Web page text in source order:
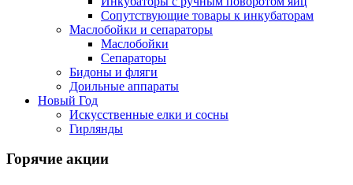
Сопутствующие товары к инкубаторам
Маслобойки и сепараторы
Маслобойки
Сепараторы
Бидоны и фляги
Доильные аппараты
Новый Год
Искусственные елки и сосны
Гирлянды
Горячие акции